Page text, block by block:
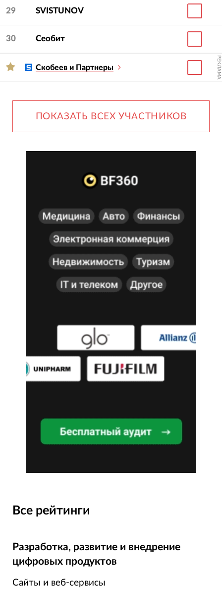
29 SVISTUNOV
30 Сеобит
Скобеев и Партнеры РЕКЛАМА
ПОКАЗАТЬ ВСЕХ УЧАСТНИКОВ
Все рейтинги
Разработка, развитие и внедрение
цифровых продуктов
Сайты и веб-сервисы